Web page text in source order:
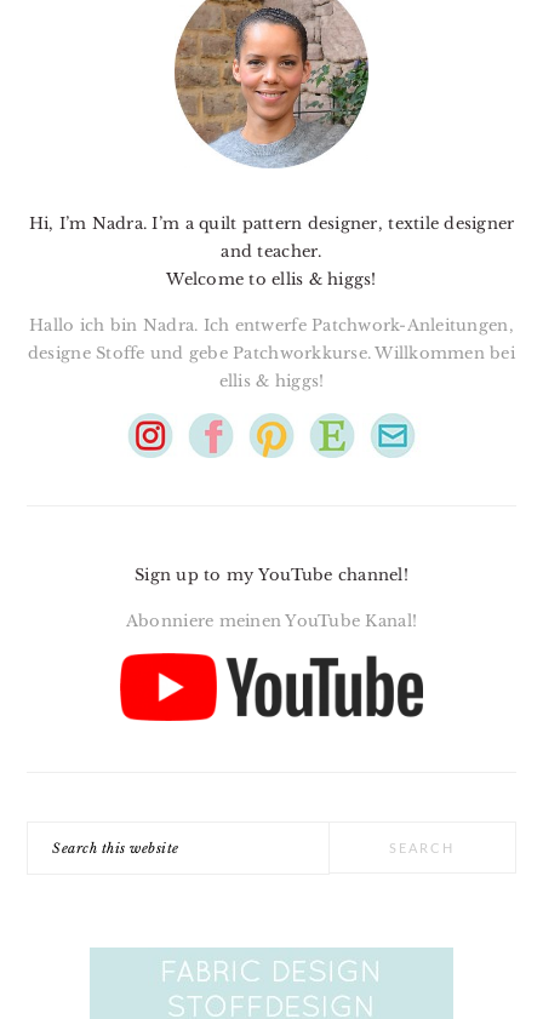
Hi, I’m Nadra. I’m a quilt pattern designer, textile designer
and teacher.
Welcome to ellis & higgs!
Hallo ich bin Nadra. Ich entwerfe Patchwork-Anleitungen,
designe Stoffe und gebe Patchworkkurse. Willkommen bei
ellis & higgs!
Sign up to my YouTube channel!
Abonniere meinen YouTube Kanal!